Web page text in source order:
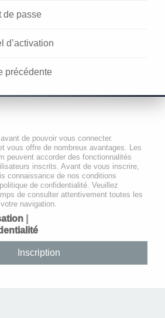
de passe
d’activation
précédente
de pouvoir vous connecter.
vous offre de nombreux avantages. Les
peuvent accorder des fonctionnalités
inscrits. Avant de vous inscrire,
connaissance de nos conditions
de confidentialité. Veuillez
de consulter attentivement toutes les
navigation.
Inscription